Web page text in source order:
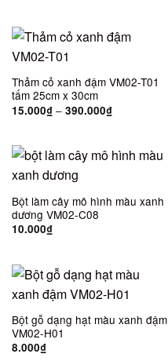
Thảm cỏ xanh đậm VM02-T01
tấm 25cm x 30cm
15.000₫– 390.000₫
Bột làm cây mô hình màu xanh
dương VM02-C08
10.000₫
Bột gỗ dạng hạt màu xanh đậm
VM02-H01
8.000₫